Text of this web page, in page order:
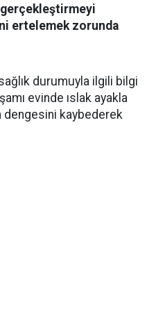
gerçekleştirmeyi
ertelemek zorunda
durumuyla ilgili bilgi
evinde ıslak ayakla
dengesini kaybederek